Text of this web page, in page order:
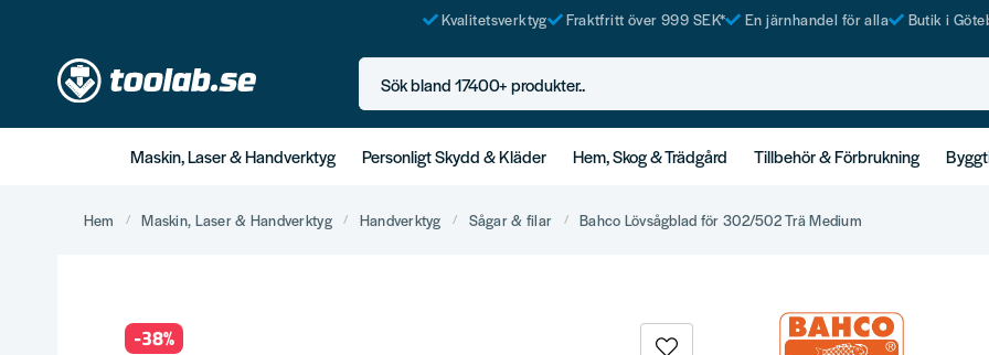
Kvalitetsverktyg Fraktfritt över 999 SEK* En järnhandel för alla Butik i
Sök bland 17400+ produkter..
Maskin, Laser & Handverktyg Personligt Skydd & Kläder Hem, Skog & Trädgård Tillbehör & Förbrukning
Hem Maskin, Laser & Handverktyg Handverktyg Sågar & filar Bahco Lövsågblad för 302/502 Trä Medium
-38%